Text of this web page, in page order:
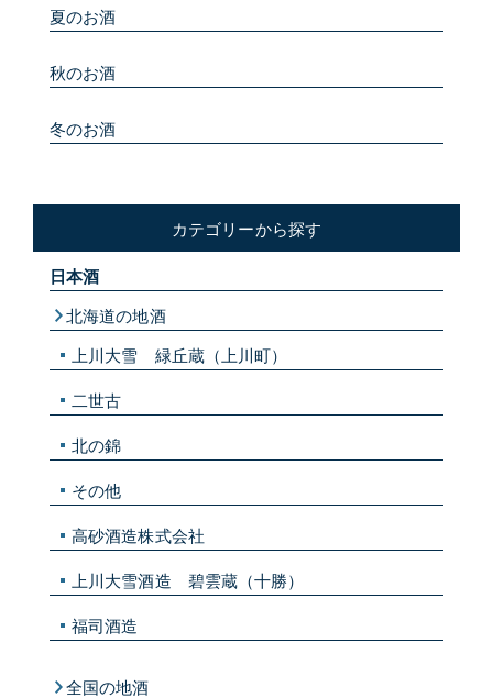
夏のお酒
秋のお酒
冬のお酒
カテゴリーから探す
日本酒
北海道の地酒
上川大雪 緑丘蔵（上川町）
二世古
北の錦
その他
高砂酒造株式会社
上川大雪酒造 碧雲蔵（十勝）
福司酒造
全国の地酒